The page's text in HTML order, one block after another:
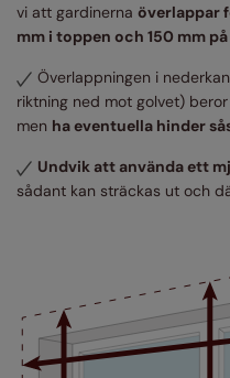
vi att gardinerna överlappar
mm i toppen och 150 mm
Överlappningen i
riktning ned mot golvet)
men ha eventuella hinder
Undvik att använda ett
sådant kan sträckas ut och